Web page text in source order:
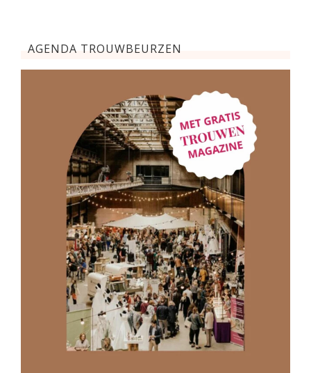
AGENDA TROUWBEURZEN